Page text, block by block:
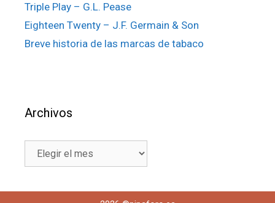
Triple Play – G.L. Pease
Eighteen Twenty – J.F. Germain & Son
Breve historia de las marcas de tabaco
Archivos
Archivos